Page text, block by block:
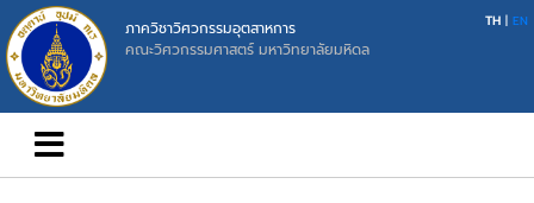
ภาควิชาวิศวกรรมอุตสาหการ
คณะวิศวกรรมศาสตร์ มหาวิทยาลัยมหิดล
TH | EN